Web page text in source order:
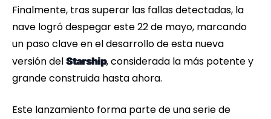
Finalmente, tras superar las fallas detectadas, la
nave logró despegar este 22 de mayo, marcando
un paso clave en el desarrollo de esta nueva
versión del Starship, considerada la más potente y
grande construida hasta ahora.
Este lanzamiento forma parte de una serie de